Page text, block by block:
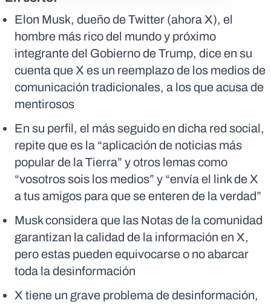
Elon Musk, dueño de Twitter (ahora X), el
hombre más rico del mundo y próximo
integrante del Gobierno de Trump, dice en su
cuenta que X es un reemplazo de los medios de
comunicación tradicionales, a los que acusa de
mentirosos
En su perfil, el más seguido en dicha red social,
repite que es la “aplicación de noticias más
popular de la Tierra” y otros lemas como
“vosotros sois los medios” y “envía el link de X
a tus amigos para que se enteren de la verdad”
Musk considera que las Notas de la comunidad
garantizan la calidad de la información en X,
pero estas pueden equivocarse o no abarcar
toda la desinformación
X tiene un grave problema de desinformación,